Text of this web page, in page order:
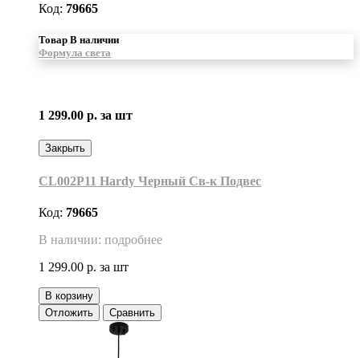
Код: 79665
Товар В наличии
Формула света
1 299.00 р. за шт
Закрыть
CL002P11 Hardy Черный Св-к Подвес
Код: 79665
В наличии: подробнее
1 299.00 р. за шт
В корзину
Отложить
Сравнить